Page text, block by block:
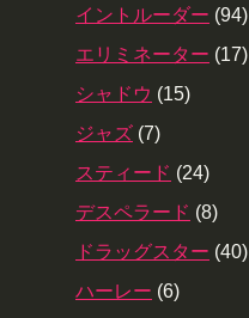
イントルーダー (94)
エリミネーター (17)
シャドウ (15)
ジャズ (7)
スティード (24)
デスペラード (8)
ドラッグスター (40)
ハーレー (6)